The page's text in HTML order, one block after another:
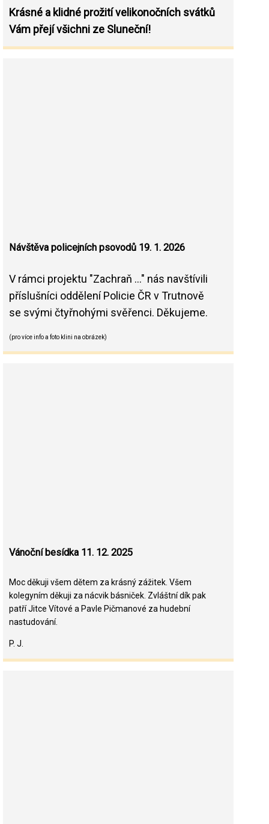
Krásné a klidné prožití velikonočních svátků
Vám přejí všichni ze Sluneční!
Návštěva policejních psovodů 19. 1. 2026
V rámci projektu "Zachraň ..." nás navštívili
příslušníci oddělení Policie ČR v Trutnově
se svými čtyřnohými svěřenci. Děkujeme.
(pro více info a foto klini na obrázek)
Vánoční besídka 11. 12. 2025
Moc děkuji všem dětem za krásný zážitek. Všem
kolegyním děkuji za nácvik básniček. Zvláštní dík pak
patří Jitce Vítové a Pavle Pičmanové za hudební
nastudování.
P. J.